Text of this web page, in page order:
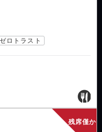
ゼロトラスト
残席僅か